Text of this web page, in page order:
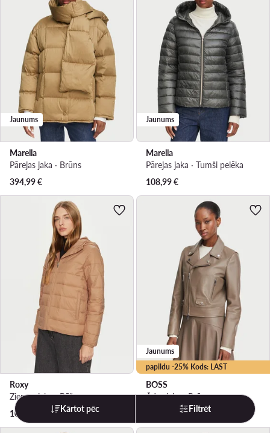
Jaunums
Marella
Pārejas jaka · Brūns
394,99€
Jaunums
Marella
Pārejas jaka · Tumši pelēka
108,99€
Roxy
Ziemas jaka · Bēšs
100,00
papildu -25% Kods: LAST
Jaunums
BOSS
Ādas jaka · Brūns
Kārtot pēc Filtrēt